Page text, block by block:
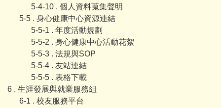
5-4-10 . 個人資料蒐集聲明
5-5 . 身心健康中心資源連結
5-5-1 . 年度活動規劃
5-5-2 . 身心健康中心活動花絮
5-5-3 . 法規與SOP
5-5-4 . 友站連結
5-5-5 . 表格下載
6 . 生涯發展與就業服務組
6-1 . 校友服務平台